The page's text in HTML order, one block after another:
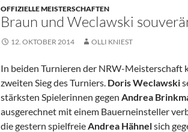
OFFIZIELLE MEISTERSCHAFTEN
Braun und Weclawski
12. OKTOBER 2014 OLLI KNIEST
In beiden Turnieren der NRW-Meisterschaft
zweiten Sieg des Turniers. Doris Weclawski
stärksten Spielerinnen gegen Andrea
ausgerechnet mit einem Bauerneinsteller
die gestern spielfreieAndrea Hähnelsich